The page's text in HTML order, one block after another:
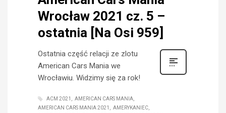
Wrocław 2021 cz. 5 –
ostatnia [Na Osi 959]
Ostatnia część relacji ze zlotu
American Cars Mania we
Wrocławiu. Widzimy się za rok!
ACM 2021
AMERICAN CARS MANIA
AMERICAN CARS MANIA 2021
AMERYKANIEC